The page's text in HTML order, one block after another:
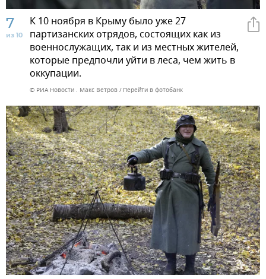
7
из 10
К 10 ноября в Крыму было уже 27
партизанских отрядов, состоящих как из
военнослужащих, так и из местных жителей,
которые предпочли уйти в леса, чем жить в
оккупации.
© РИА Новости . Макс Ветров Перейти в фотобанк